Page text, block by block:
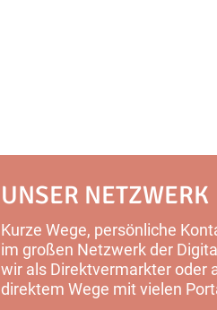
UNSER NETZWERK
Kurze Wege, persönliche
im großen Netzwerk der
wir als Direktvermarkter oder
direktem Wege mit vielen